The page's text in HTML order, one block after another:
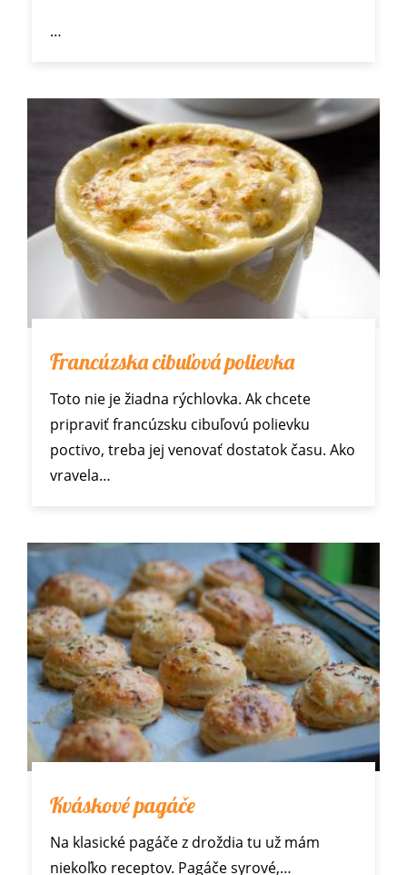
…
Francúzska cibuľová polievka
Toto nie je žiadna rýchlovka. Ak chcete
pripraviť francúzsku cibuľovú polievku
poctivo, treba jej venovať dostatok času. Ako
vravela…
Kváskové pagáče
Na klasické pagáče z droždia tu už mám
niekoľko receptov. Pagáčesyrové,…